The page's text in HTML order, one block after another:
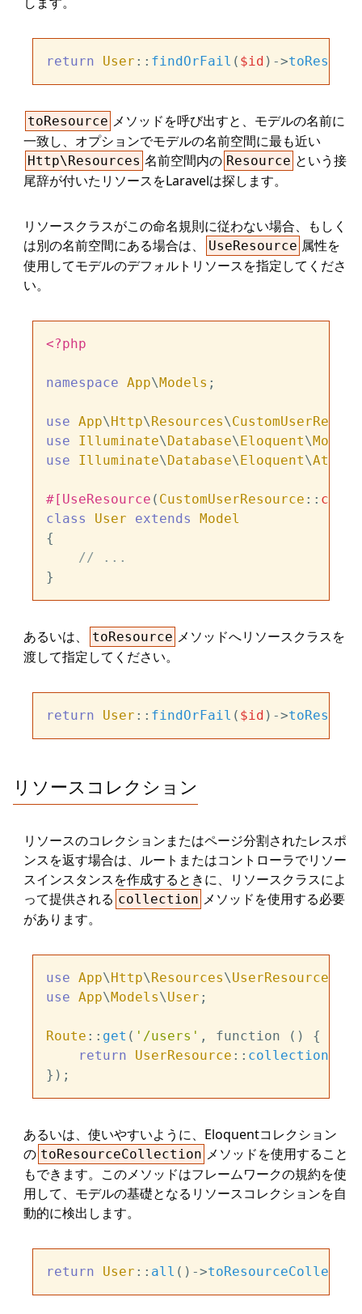
return User :: findOrFail ( $id )->
toResource メソッドを呼び出すと、モデルの名前に
一致し、オプションでモデルの名前空間に最も近い
Http\Resources 名前空間内の Resource という接
尾辞が付いたリソースをLaravelは探します。
リソースクラスがこの命名規則に従わない場合、もしく
は別の名前空間にある場合は、
UseResource 属性を
使用してモデルのデフォルトリソースを指定してくださ
い。
<?php
namespace App\Models ;
use App\Http\Resources\
use
Illuminate\Database\Eloquent\Model
use
Illuminate\Database\Eloquent\
#[UseResource ( CustomUserResource :: class
class
User extends
Model
{
// ...
あるいは、 toResource メソッドへリソースクラスを
渡して指定してください。
return User :: findOrFail ( $id )->
リソースコレクション
リソースのコレクションまたはページ分割されたレスポ
ンスを返す場合は、ルートまたはコントローラでリソー
スインスタンスを作成するときに、リソースクラスによ
って提供される collection メソッドを使用する必要
があります。
use App\Http\Resources\UserResource
use App\Models\User ;
Route :: get ( '/users' , function () {
return
UserResource :: collection
あるいは、使いやすいように、Eloquentコレクション
の toResourceCollection メソッドを使用すること
もできます。このメソッドはフレームワークの規約を使
用して、モデルの基礎となるリソースコレクションを自
動的に検出します。
return User :: all ()->